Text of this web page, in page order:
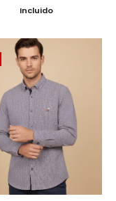
precio
era:
49,95€.
Incluido